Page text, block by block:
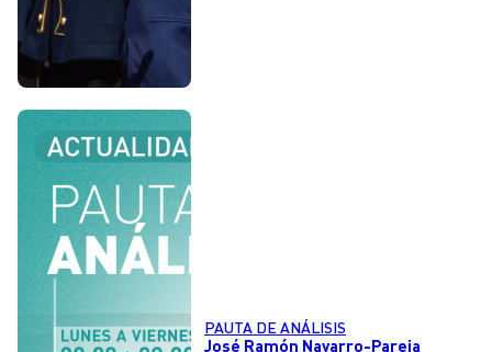
PAUTA DE ANÁLISIS
José Ramón Navarro-Pareja